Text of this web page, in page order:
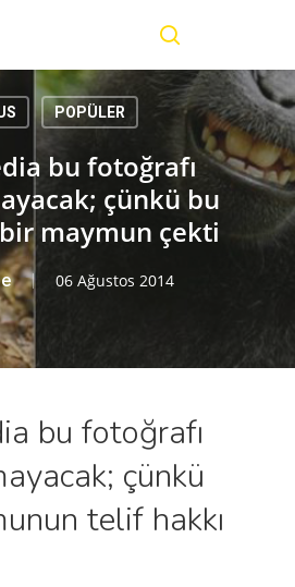
POPÜLER
bu fotoğrafı
çünkü bu
maymun çekti
06 Ağustos 2014
bu fotoğrafı
çünkü
telif hakkı